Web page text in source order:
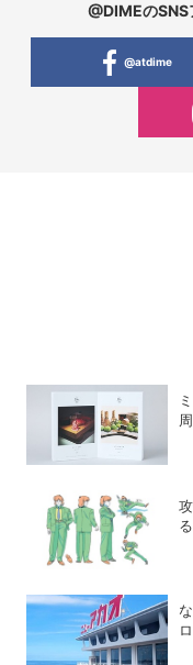
@DIMEのSNS
@atdime